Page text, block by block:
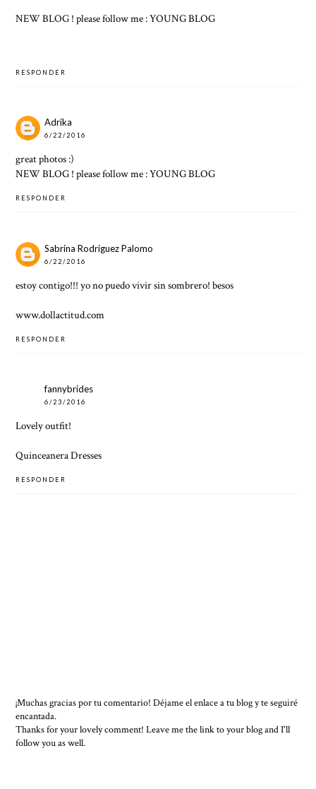
NEW BLOG ! please follow me :YOUNG BLOG
RESPONDER
Adrika
6/22/2016
great photos :)
NEW BLOG ! please follow me :YOUNG BLOG
RESPONDER
Sabrina Rodriguez Palomo
6/22/2016
estoy contigo!!! yo no puedo vivir sin sombrero! besos
www.dollactitud.com
RESPONDER
fannybrides
6/23/2016
Lovely outfit!
Quinceanera Dresses
RESPONDER
¡Muchas gracias por tu comentario! Déjame el enlace a tu blog y te seguiré
encantada.
Thanks for your lovely comment! Leave me the link to your blog and I'll
follow you as well.